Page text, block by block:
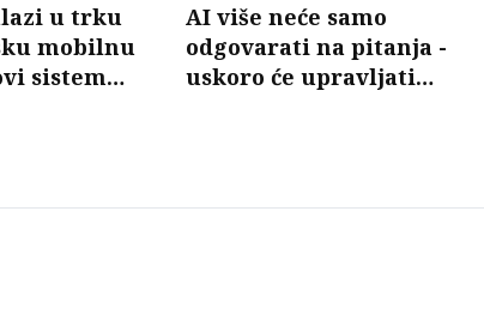
u trku
mobilnu
sistem
AI više neće samo
odgovarati na pitanja -
uskoro će upravljati